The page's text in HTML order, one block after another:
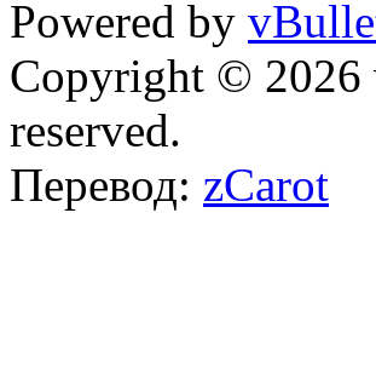
Powered by
Copyright ©
reserved.
Перевод: zCarot